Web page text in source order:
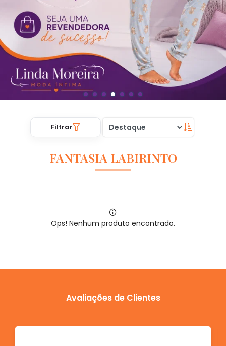
Filtrar
FANTASIA LABIRINTO
Ops! Nenhum produto encontrado.
Avaliações de Clientes